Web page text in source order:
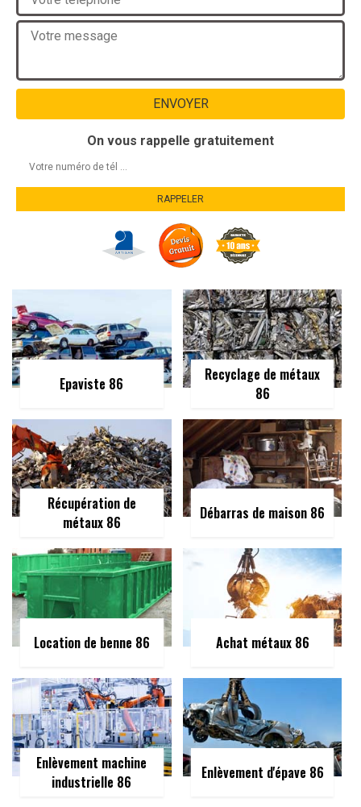
On vous rappelle gratuitement
Epaviste 86
Recyclage de métaux
86
Récupération de
métaux 86
Débarras de maison 86
Location de benne 86 Achat métaux 86
Enlèvement machine
industrielle 86
Enlèvement d'épave 86